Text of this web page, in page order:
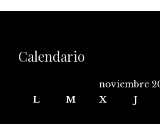
Calendario
noviembre
L
M X J